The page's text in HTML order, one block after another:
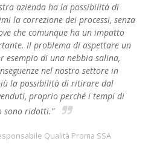
azienda ha la possibilità di
la correzione dei processi, senza
che comunque ha un impatto
Il problema di aspettare un
esempio di una nebbia salina,
nel nostro settore in
la possibilità di ritirare dal
proprio perché i tempi di
sono ridotti.”
Qualità Proma SSA